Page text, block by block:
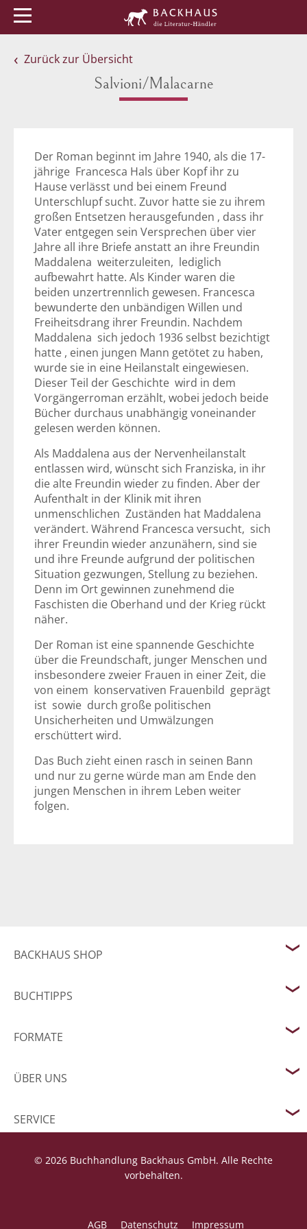
Zurück zur Übersicht
Salvioni/Malacarne
Der Roman beginnt im Jahre 1940, als die 17-
jährige Francesca Hals über Kopf ihr zu
Hause verlässt und bei einem Freund
Unterschlupf sucht. Zuvor hatte sie zu ihrem
großen Entsetzen herausgefunden , dass ihr
Vater entgegen sein Versprechen über vier
Jahre all ihre Briefe anstatt an ihre Freundin
Maddalena weiterzuleiten, lediglich
aufbewahrt hatte. Als Kinder waren die
beiden unzertrennlich gewesen. Francesca
bewunderte den unbändigen Willen und
Freiheitsdrang ihrer Freundin. Nachdem
Maddalena sich jedoch 1936 selbst bezichtigt
hatte , einen jungen Mann getötet zu haben,
wurde sie in eine Heilanstalt eingewiesen.
Dieser Teil der Geschichte wird in dem
Vorgängerroman erzählt, wobei jedoch beide
Bücher durchaus unabhängig voneinander
gelesen werden können.
Als Maddalena aus der Nervenheilanstalt
entlassen wird, wünscht sich Franziska, in ihr
die alte Freundin wieder zu finden. Aber der
Aufenthalt in der Klinik mit ihren
unmenschlichen Zuständen hat Maddalena
verändert. Während Francesca versucht, sich
ihrer Freundin wieder anzunähern, sind sie
und ihre Freunde aufgrund der politischen
Situation gezwungen, Stellung zu beziehen.
Denn im Ort gewinnen zunehmend die
Faschisten die Oberhand und der Krieg rückt
näher.
Der Roman ist eine spannende Geschichte
über die Freundschaft, junger Menschen und
insbesondere zweier Frauen in einer Zeit, die
von einem konservativen Frauenbild geprägt
ist sowie durch große politischen
Unsicherheiten und Umwälzungen
erschüttert wird.
Das Buch zieht einen rasch in seinen Bann
und nur zu gerne würde man am Ende den
jungen Menschen in ihrem Leben weiter
folgen.
BACKHAUS SHOP
BUCHTIPPS
FORMATE
ÜBER UNS
SERVICE
© 2026 Buchhandlung Backhaus GmbH. Alle Rechte
vorbehalten.
AGB Datenschutz Impressum